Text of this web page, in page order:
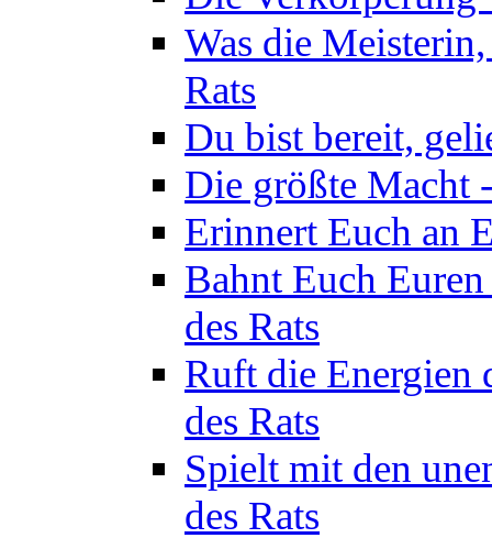
Was die
Rats
Du bist bereit,
Die größte Macht
Erinnert Euch an
Bahnt Euch
des Rats
Ruft die Energien
des Rats
Spielt mit den
des Rats